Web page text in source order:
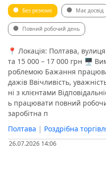
Без резюме Має досвід
Повний робочий день
📍 Локація: Полтава,
та 15 000 – 17 000 грн 🖥
роблемою Бажання
дажів Ввічливість,
ні з клієнтами
ь працювати повний
заробітна п
Полтава | Роздрібна
26.07.2026 14:06